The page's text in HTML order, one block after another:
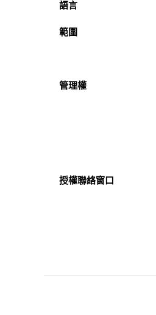
語言
範圍
管理權
授權聯絡窗口